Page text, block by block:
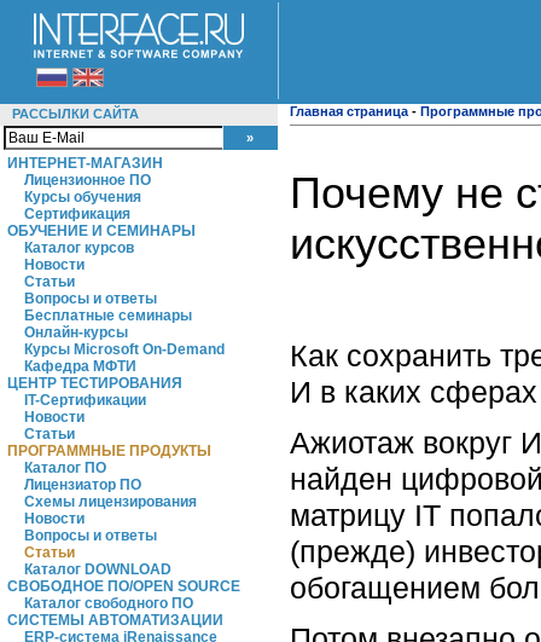
РАССЫЛКИ САЙТА
ИНТЕРНЕТ-МАГАЗИН
Лицензионное ПО
Курсы обучения
Сертификация
ОБУЧЕНИЕ И СЕМИНАРЫ
Каталог курсов
Новости
Статьи
Вопросы и ответы
Бесплатные семинары
Онлайн-курсы
Курсы Microsoft On-Demand
Кафедра МФТИ
ЦЕНТР ТЕСТИРОВАНИЯ
IT-Сертификации
Новости
Статьи
ПРОГРАММНЫЕ ПРОДУКТЫ
Каталог ПО
Лицензиатор ПО
Схемы лицензирования
Новости
Вопросы и ответы
Статьи
Каталог DOWNLOAD
СВОБОДНОЕ ПО/OPEN SOURCE
Каталог свободного ПО
СИСТЕМЫ АВТОМАТИЗАЦИИ
ERP-система iRenaissance
Главная страница - Программные
Почему не
Как сохранить
И в каких
Ажиотаж вокруг
найден
матрицу IT
(прежде)
обогащением